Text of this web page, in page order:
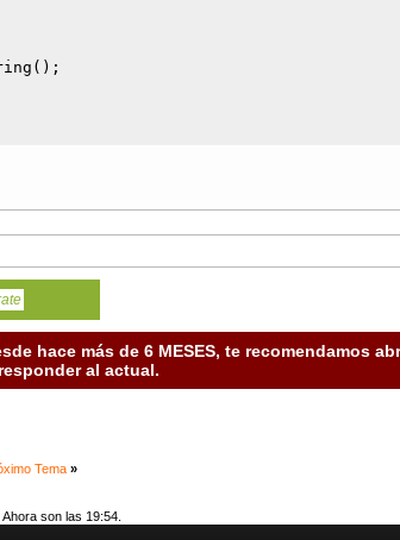
hace más de 6 MESES, te recomendamos
al actual.
Tema »
son las 19:54.